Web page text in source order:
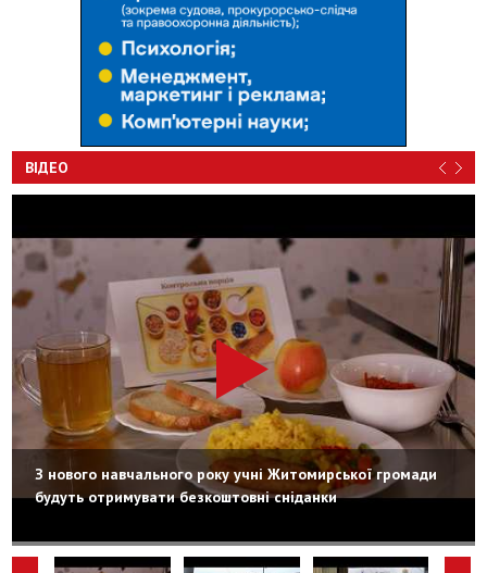
ВІДЕО
З нового навчального року учні Житомирської громади
будуть отримувати безкоштовні сніданки